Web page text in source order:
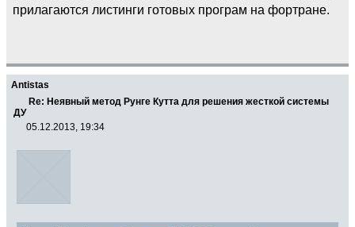
прилагаются листинги готовых програм на фортране.
Antistas
Re: Неявный метод Рунге Кутта для решения жесткой системы
ДУ
05.12.2013, 19:34